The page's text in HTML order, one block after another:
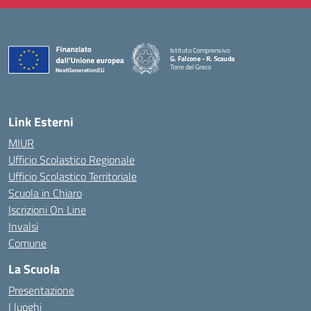
Istituto Comprensivo
G. Falcone - R. Scauda
Torre del Greco
Link Esterni
MIUR
Ufficio Scolastico Regionale
Ufficio Scolastico Territoriale
Scuola in Chiaro
Iscrizioni On Line
Invalsi
Comune
La Scuola
Presentazione
I luoghi